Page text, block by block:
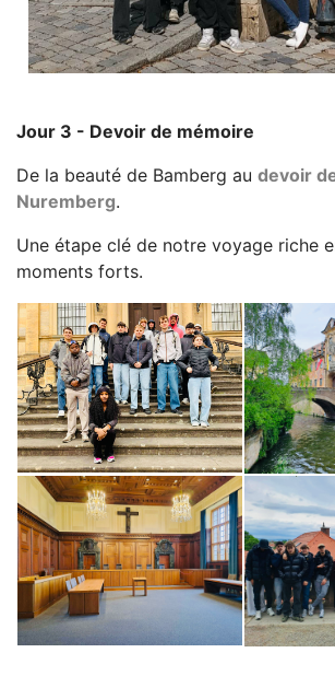
Jour 3 - Devoir de mémoire
De la beauté de Bamberg au devoir
Nuremberg.
Une étape clé de notre voyage riche
moments forts.